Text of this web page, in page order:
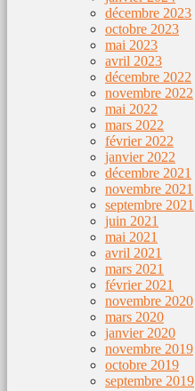
décembre 2023
octobre 2023
mai 2023
avril 2023
décembre 2022
novembre 2022
mai 2022
mars 2022
février 2022
janvier 2022
décembre 2021
novembre 2021
septembre 2021
juin 2021
mai 2021
avril 2021
mars 2021
février 2021
novembre 2020
mars 2020
janvier 2020
novembre 2019
octobre 2019
septembre 2019